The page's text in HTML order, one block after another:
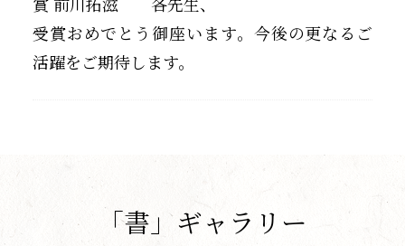
受賞おめでとう御座います。今後の更なるご
活躍をご期待します。
「書」ギャラリー